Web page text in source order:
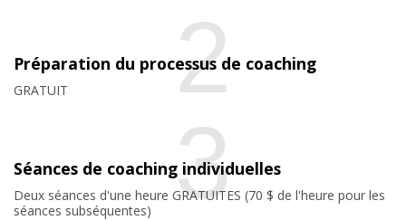
2
Préparation du processus de coaching
GRATUIT
3
Séances de coaching individuelles
Deux séances d'une heure GRATUITES (70 $ de l'heure pour les
séances subséquentes)